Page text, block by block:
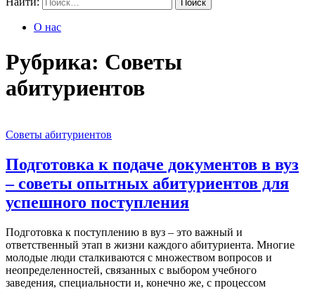
О нас
Рубрика: Советы
абитуриентов
Советы абитуриентов
Подготовка к подаче документов в вуз
– советы опытных абитуриентов для
успешного поступления
Подготовка к поступлению в вуз – это важный и
ответственный этап в жизни каждого абитуриента. Многие
молодые люди сталкиваются с множеством вопросов и
неопределенностей, связанных с выбором учебного
заведения, специальности и, конечно же, с процессом